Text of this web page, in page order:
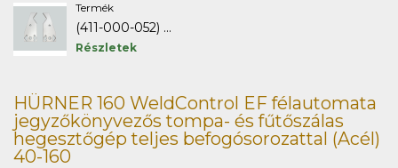
Termék
(411-000-052) ...
Részletek
HÜRNER 160 WeldControl EF félautomata
jegyzőkönyvezős tompa- és fűtőszálas
hegesztőgép teljes befogósorozattal (Acél)
40-160